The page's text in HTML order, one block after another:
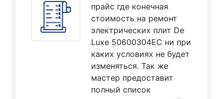
прайс где конечная
стоимость на ремонт
электрических плит De
Luxe 50600304EC ни при
каких условиях не будет
изменяться. Так же
мастер предоставит
полный список